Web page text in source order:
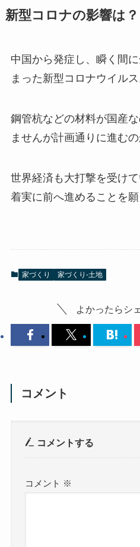
新型コロナの影響は？
中国から発症し、瞬く間
まった新型コロナウイルス
鋼管杭などの材料が国産
ませんが計画通りに進む
世界経済も大打撃を受け
着実に前へ進めることを願
家づくり 家づくり-土地
よかったらシ
コメント
コメントする
コメント ※